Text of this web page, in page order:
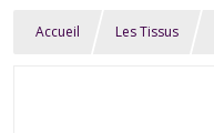
Accueil Les Tissus